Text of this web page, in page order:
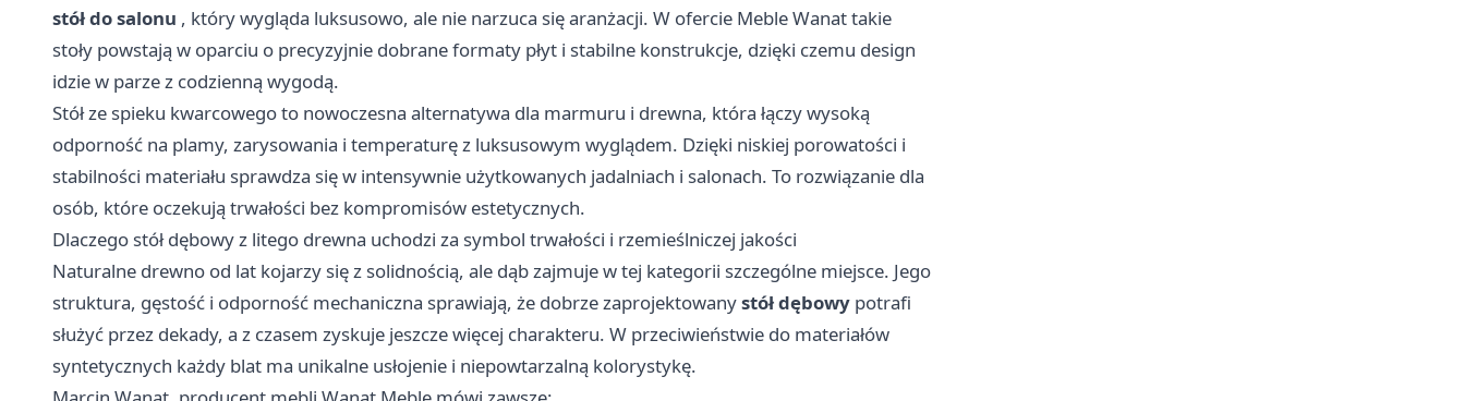
stół do salonu , który wygląda luksusowo, ale nie narzuca się aranżacji. W ofercie Meble Wanat takie
stoły powstają w oparciu o precyzyjnie dobrane formaty płyt i stabilne konstrukcje, dzięki czemu design
idzie w parze z codzienną wygodą.
Stół ze spieku kwarcowego to nowoczesna alternatywa dla marmuru i drewna, która łączy wysoką
odporność na plamy, zarysowania i temperaturę z luksusowym wyglądem. Dzięki niskiej porowatości i
stabilności materiału sprawdza się w intensywnie użytkowanych jadalniach i salonach. To rozwiązanie dla
osób, które oczekują trwałości bez kompromisów estetycznych.
Dlaczego stół dębowy z litego drewna uchodzi za symbol trwałości i rzemieślniczej jakości
Naturalne drewno od lat kojarzy się z solidnością, ale dąb zajmuje w tej kategorii szczególne miejsce. Jego
struktura, gęstość i odporność mechaniczna sprawiają, że dobrze zaprojektowanystół dębowy potrafi
służyć przez dekady, a z czasem zyskuje jeszcze więcej charakteru. W przeciwieństwie do materiałów
syntetycznych każdy blat ma unikalne usłojenie i niepowtarzalną kolorystykę.